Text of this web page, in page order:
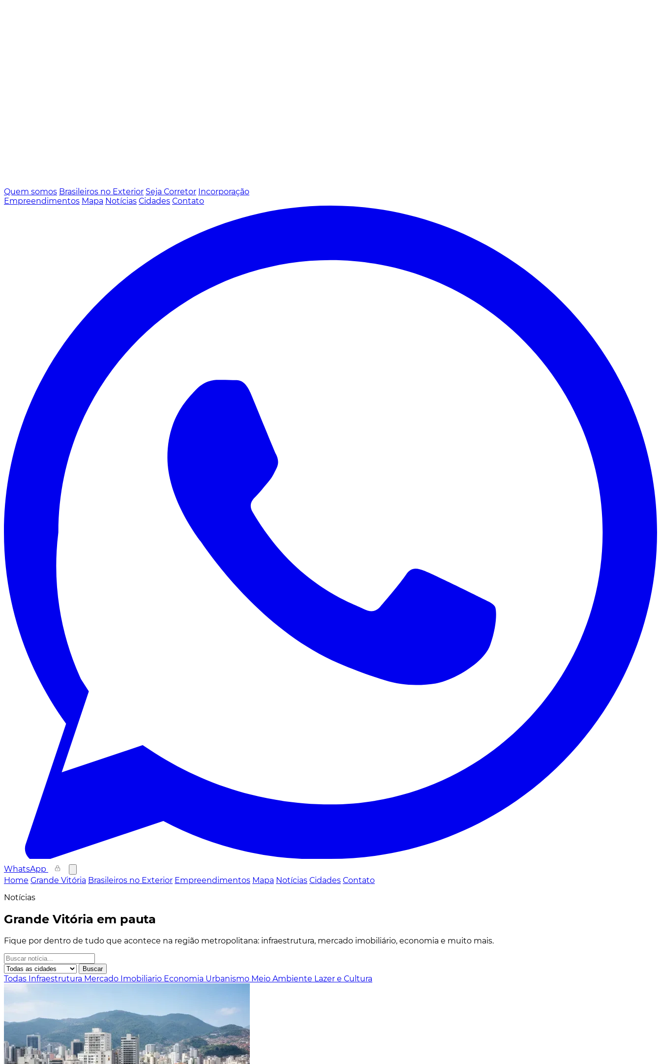
Quem somos Brasileiros no Exterior Seja Corretor Incorporação
Empreendimentos Mapa Notícias Cidades Contato
WhatsApp
Home Grande Vitória Brasileiros no Exterior Empreendimentos Mapa Notícias Cidades Contato
Notícias
Grande Vitória em pauta
Fique por dentro de tudo que acontece na região metropolitana: infraestrutura, mercado imobiliário, economia e muito mais.
Buscar
Todas Infraestrutura Mercado Imobiliario Economia Urbanismo Meio Ambiente Lazer e Cultura